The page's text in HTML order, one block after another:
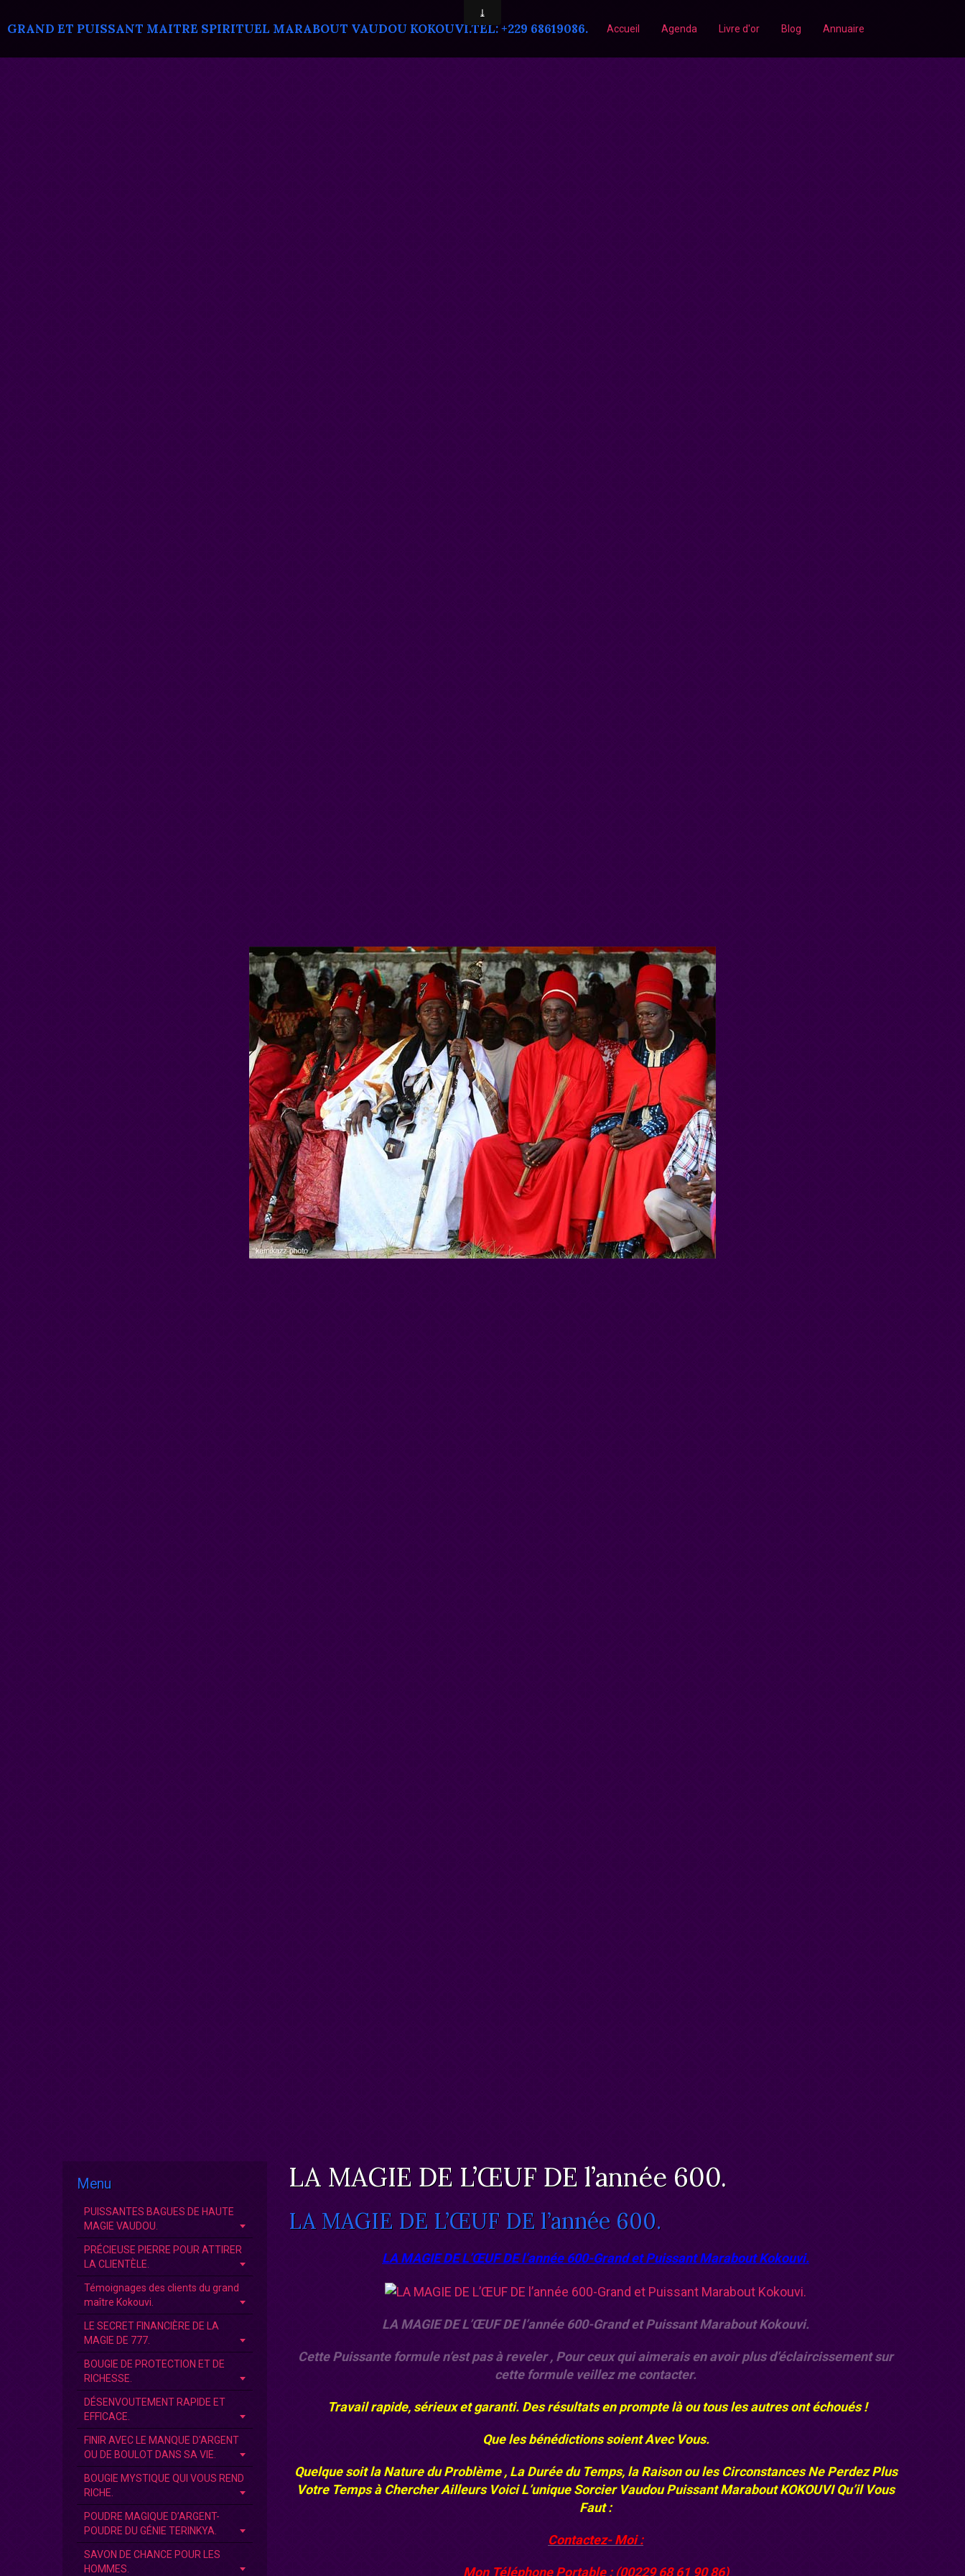
GRAND ET PUISSANT MAITRE SPIRITUEL MARABOUT VAUDOU KOKOUVI.TEL: +229 68619086. Accueil Agenda Livre d'or Blog Annuaire
LA MAGIE DE L’ŒUF DE l’année 600.
LA MAGIE DE L’ŒUF DE l’année 600.
LA MAGIE DE L’ŒUF DE l’année 600-Grand et Puissant Marabout Kokouvi.
LA MAGIE DE L’ŒUF DE l’année 600-Grand et Puissant Marabout Kokouvi.
Cette Puissante formule n’est pas à reveler , Pour ceux qui aimerais en avoir plus d’éclaircissement sur
cette formule veillez me contacter.
Travail rapide, sérieux et garanti. Des résultats en prompte là ou tous les autres ont échoués !
Que les bénédictions soient Avec Vous.
Quelque soit la Nature du Problème , La Durée du Temps, la Raison ou les Circonstances Ne Perdez Plus
Votre Temps à Chercher Ailleurs Voici L’unique Sorcier VaudouPuissant Marabout KOKOUVIQu’il Vous
Faut :
Contactez- Moi :
Mon Téléphone Portable : (00229 68 61 90 86)
Menu
PUISSANTES BAGUES DE HAUTE
MAGIE VAUDOU.
PRÉCIEUSE PIERRE POUR ATTIRER
LA CLIENTÈLE.
Témoignages des clients du grand
maître Kokouvi.
LE SECRET FINANCIÈRE DE LA
MAGIE DE 777.
BOUGIE DE PROTECTION ET DE
RICHESSE.
DÉSENVOUTEMENT RAPIDE ET
EFFICACE.
FINIR AVEC LE MANQUE D'ARGENT
OU DE BOULOT DANS SA VIE.
BOUGIE MYSTIQUE QUI VOUS REND
RICHE.
POUDRE MAGIQUE D’ARGENT-
POUDRE DU GÉNIE TERINKYA.
SAVON DE CHANCE POUR LES
HOMMES.